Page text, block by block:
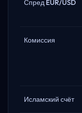
Спред EUR/USD
Комиссия
Исламский счёт